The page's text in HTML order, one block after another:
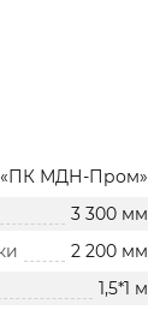
МДН-Пром»
3 300 мм
2 200 мм
1,5*1 м